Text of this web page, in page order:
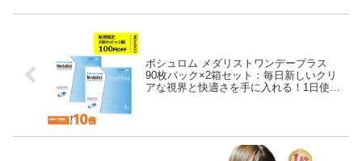
ボシュロム メダリストワンデープラス
90枚パック×2箱セット：毎日新しいクリ
アな視界と快適さを手に入れる！1日使い